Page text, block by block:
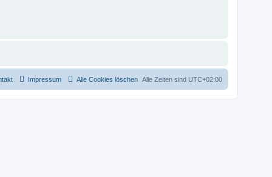
Alle Zeiten sind UTC+02:00
Alle Cookies löschen
Impressum